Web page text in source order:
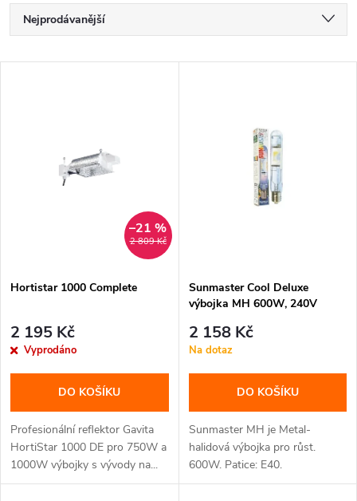
Ř
a
r
o
d
u
k
Nejprodávanější
p
r
o
u
k
2 809 Kč
–21 %
Hortistar 1000 Complete
2 195 Kč
Vyprodáno
DO KOŠÍKU
Profesionální reflektor Gavita
HortiStar 1000 DE pro 750W a
1000W výbojky s vývody na...
Sunmaster Cool Deluxe
výbojka MH 600W, 240V
2 158 Kč
Na dotaz
DO KOŠÍKU
Sunmaster MH je Metal-
halidová výbojka pro růst.
600W. Patice: E40.